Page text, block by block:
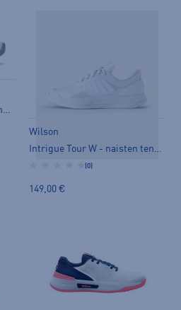
Game FF - naisten tenniskengät
Wilson
Intrigue Tour W - naisten tenniskengät
(0)
149,00 €